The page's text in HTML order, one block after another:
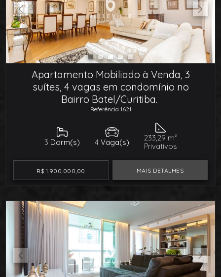
Apartamento Mobiliado à Venda, 3
suítes, 4 vagas em condomínio no
Bairro Batel/Curitiba.
Referência 1621
3 Dorm(s) 4 Vaga(s)
233,29 m²
Privativos
R$ 1.900.000,00 MAIS DETALHES